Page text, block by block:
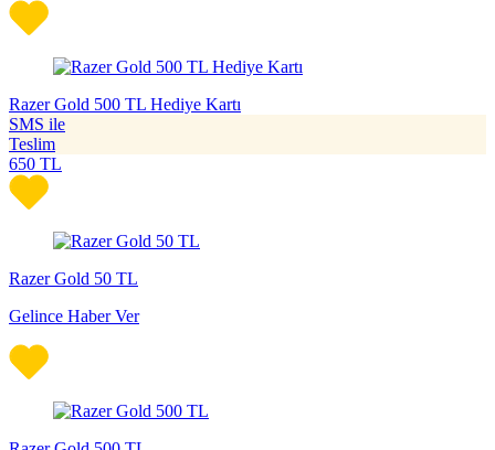
Razer Gold 500 TL Hediye Kartı
SMS ile
Teslim
650 TL
Razer Gold 50 TL
Gelince Haber Ver